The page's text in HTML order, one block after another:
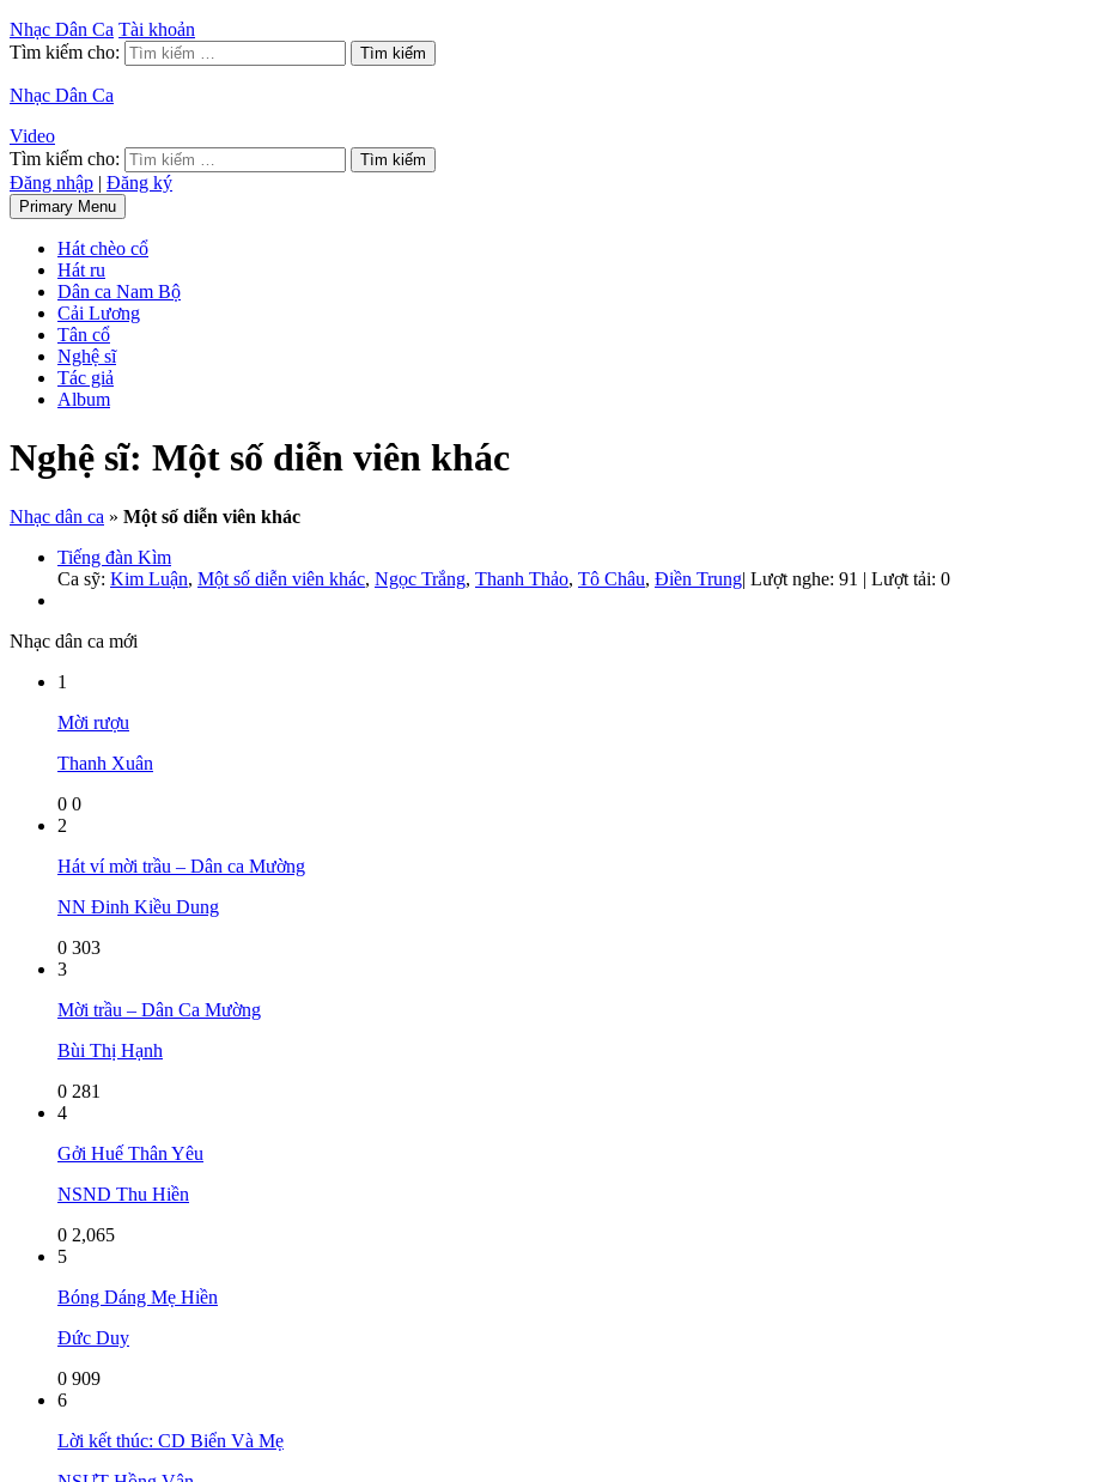
Nhạc Dân Ca Tài khoản
Tìm kiếm cho:
Nhạc Dân Ca
Video
Tìm kiếm cho:
Đăng nhập | Đăng ký
Primary Menu
Hát chèo cổ
Hát ru
Dân ca Nam Bộ
Cải Lương
Tân cổ
Nghệ sĩ
Tác giả
Album
Nghệ sĩ: Một số diễn viên khác
Nhạc dân ca » Một số diễn viên khác
Tiếng đàn Kìm
Ca sỹ: Kim Luận, Một số diễn viên khác, Ngọc Trắng, Thanh Thảo, Tô Châu, Điền Trung| Lượt nghe: 91 | Lượt tải: 0
Nhạc dân ca mới
1
Mời rượu
Thanh Xuân
0 0
2
Hát ví mời trầu – Dân ca Mường
NN Đinh Kiều Dung
0 303
3
Mời trầu – Dân Ca Mường
Bùi Thị Hạnh
0 281
4
Gởi Huế Thân Yêu
NSND Thu Hiền
0 2,065
5
Bóng Dáng Mẹ Hiền
Đức Duy
0 909
6
Lời kết thúc: CD Biển Và Mẹ